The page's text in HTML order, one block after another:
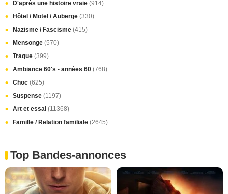
D'après une histoire vraie (914)
Hôtel / Motel / Auberge (330)
Nazisme / Fascisme (415)
Mensonge (570)
Traque (399)
Ambiance 60's - années 60 (768)
Choc (625)
Suspense (1197)
Art et essai (11368)
Famille / Relation familiale (2645)
Top Bandes-annonces